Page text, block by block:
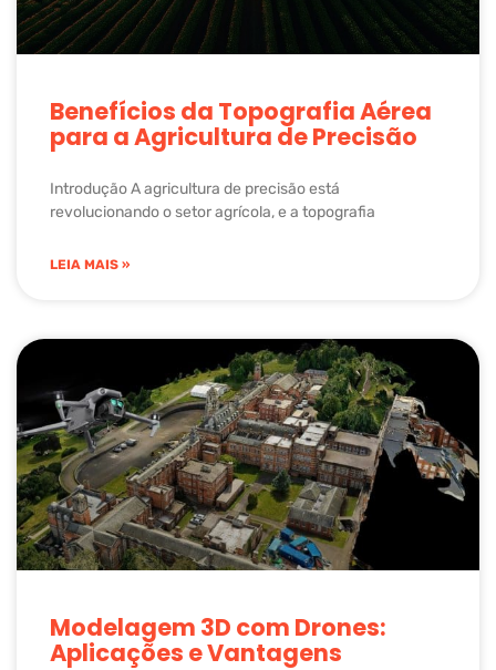
Benefícios da Topografia Aérea
para a Agricultura de Precisão
Introdução A agricultura de precisão está
revolucionando o setor agrícola, e a topografia
LEIA MAIS »
Modelagem 3D com Drones:
Aplicações e Vantagens